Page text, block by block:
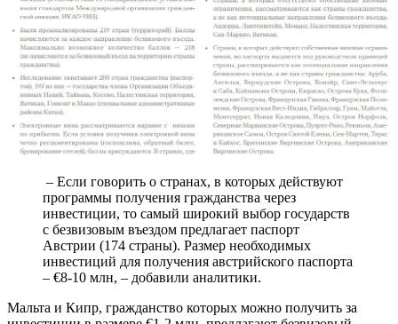
– Если говорить о странах, в которых действуют
программы получения гражданства через
инвестиции, то самый широкий выбор государств
с безвизовым въездом предлагает паспорт
Австрии (174 страны). Размер необходимых
инвестиций для получения австрийского паспорта
– €8-10 млн, – добавили аналитики.
Мальта и Кипр, гражданство которых можно получить за